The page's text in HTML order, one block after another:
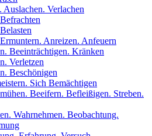
Auslachen. Verlachen
Anreizen. Anfeuern
Beeinträchtigen. Kränken
Verletzen
Beschönigen
Sich Bemächtigen
Beeifern. Befleißigen. Streben.
Wahrnehmen. Beobachtung.